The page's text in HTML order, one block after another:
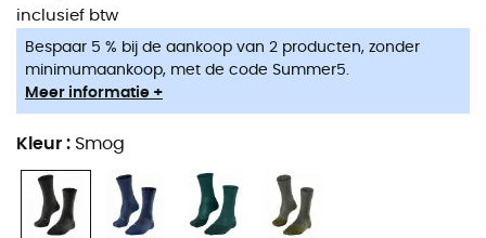
inclusief btw
Bespaar 5 % bij de aankoop van 2 producten, zonder
minimumaankoop, met de code Summer5.
Meer informatie +
Kleur : Smog
DezeTk2 Wool sokkenvoorherenzijn speciaal
ontworpen doorFalkeom eeuwige avonturiers het
beste comfort te garanderen. Ze hebben een
optimale pasvorm. Hun drielaagse structuur zorgt
bovendien voor een snelle opname en afvoer van vocht.
U zult ook de
versterkingen
waarderen die totale
beschermingbieden en direct contact met de schoen